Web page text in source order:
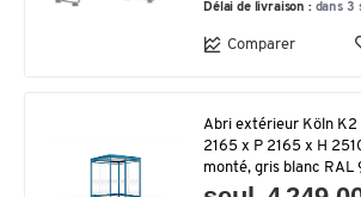
Délai de livraison : dans 3
Comparer
Abri extérieur Köln K2
2165 x P 2165 x H
monté, gris blanc RAL